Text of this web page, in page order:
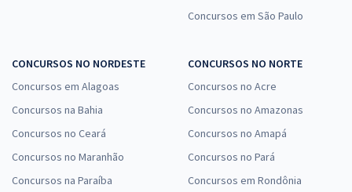
Concursos em São Paulo
CONCURSOS NO NORDESTE
Concursos em Alagoas
Concursos na Bahia
Concursos no Ceará
Concursos no Maranhão
Concursos na Paraíba
CONCURSOS NO NORTE
Concursos no Acre
Concursos no Amazonas
Concursos no Amapá
Concursos no Pará
Concursos em Rondônia